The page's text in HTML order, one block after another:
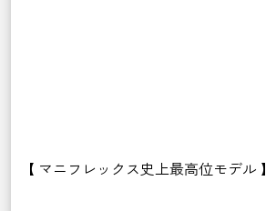
【 マニフレックス史上最高位モデル 】